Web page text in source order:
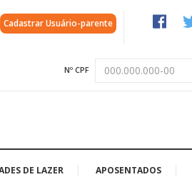
Cadastrar Usuário-parente
Nº CPF
DE LAZER APOSENTADOS